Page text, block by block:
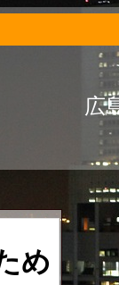
広
め